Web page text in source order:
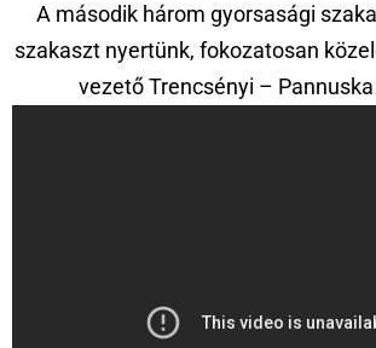
A második három gyorsasági
szakaszt nyertünk, fokozatosan
vezető Trencsényi –